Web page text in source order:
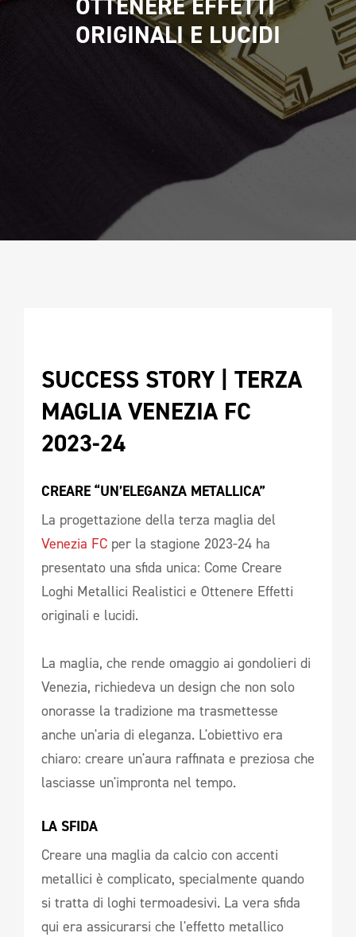
NEWSLETTER
ORIGINALI E LUCIDI
SUCCESS STORY | TERZA
MAGLIA VENEZIA FC
2023-24
CREARE “UN’ELEGANZA METALLICA”
La progettazione della terza maglia del
Venezia FC per la stagione 2023-24 ha
presentato una sfida unica: Come Creare
Loghi Metallici Realistici e Ottenere Effetti
originali e lucidi.
La maglia, che rende omaggio ai gondolieri di
Venezia, richiedeva un design che non solo
onorasse la tradizione ma trasmettesse
anche un'aria di eleganza. L'obiettivo era
chiaro: creare un'aura raffinata e preziosa che
lasciasse un'impronta nel tempo.
LA SFIDA
Creare una maglia da calcio con accenti
metallici è complicato, specialmente quando
si tratta di loghi termoadesivi. La vera sfida
qui era assicurarsi che l'effetto metallico